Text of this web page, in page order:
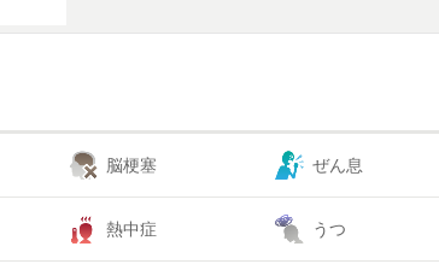
脳梗塞 ぜん息
熱中症 うつ